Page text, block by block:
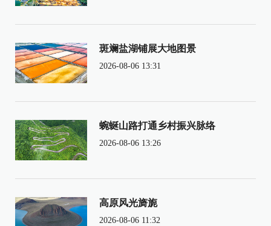
斑斓盐湖铺展大地图景
2026-08-06 13:31
蜿蜒山路打通乡村振兴脉络
2026-08-06 13:26
高原风光旖旎
2026-08-06 11:32